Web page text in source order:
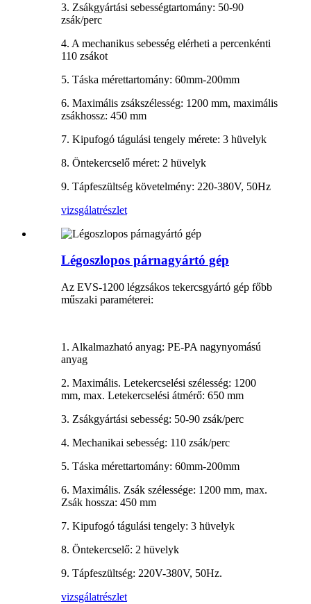
3. Zsákgyártási sebességtartomány: 50-90
zsák/perc
4. A mechanikus sebesség elérheti a percenkénti
110 zsákot
5. Táska mérettartomány: 60mm-200mm
6. Maximális zsákszélesség: 1200 mm, maximális
zsákhossz: 450 mm
7. Kipufogó tágulási tengely mérete: 3 hüvelyk
8. Öntekercselő méret: 2 hüvelyk
9. Tápfeszültség követelmény: 220-380V, 50Hz
vizsgálatrészlet
Légoszlopos párnagyártó gép
Az EVS-1200 légzsákos tekercsgyártó gép főbb
műszaki paraméterei:
1. Alkalmazható anyag: PE-PA nagynyomású
anyag
2. Maximális. Letekercselési szélesség: 1200
mm, max. Letekercselési átmérő: 650 mm
3. Zsákgyártási sebesség: 50-90 zsák/perc
4. Mechanikai sebesség: 110 zsák/perc
5. Táska mérettartomány: 60mm-200mm
6. Maximális. Zsák szélessége: 1200 mm, max.
Zsák hossza: 450 mm
7. Kipufogó tágulási tengely: 3 hüvelyk
8. Öntekercselő: 2 hüvelyk
9. Tápfeszültség: 220V-380V, 50Hz.
vizsgálatrészlet